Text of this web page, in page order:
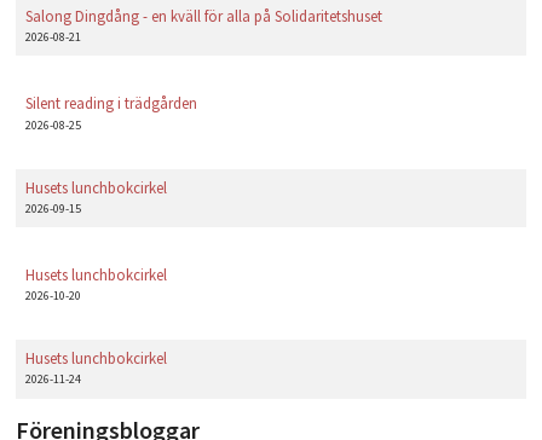
Salong Dingdång - en kväll för alla på Solidaritetshuset
2026-08-21
Silent reading i trädgården
2026-08-25
Husets lunchbokcirkel
2026-09-15
Husets lunchbokcirkel
2026-10-20
Husets lunchbokcirkel
2026-11-24
Föreningsbloggar